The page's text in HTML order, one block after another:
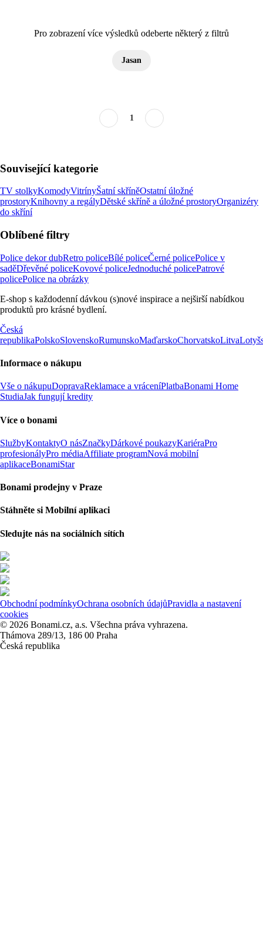
Pro zobrazení více výsledků odeberte některý z filtrů
Jasan
1
Související kategorie
TV stolkyKomodyVitrínyŠatní skříněOstatní úložné
prostoryKnihovny a regályDětské skříně a úložné prostoryOrganizéry
do skříní
Oblíbené filtry
Police dekor dubRetro policeBílé policeČerné policePolice v
saděDřevěné policeKovové policeJednoduché policePatrové
policePolice na obrázky
E-shop s každodenní dávkou (s)nové inspirace a nejširší nabídkou
produktů pro krásné bydlení.
Česká
republikaPolskoSlovenskoRumunskoMaďarskoChorvatskoLitva
Informace o nákupu
Vše o nákupuDopravaReklamace a vráceníPlatbaBonami Home
StudiaJak fungují kredity
Více o bonami
SlužbyKontaktyO násZnačkyDárkové poukazyKariéraPro
profesionályPro médiaAffiliate programNová mobilní
aplikaceBonamiStar
Bonami prodejny v Praze
Stáhněte si Mobilní aplikaci
Sledujte nás na sociálních sítích
Obchodní podmínkyOchrana osobních údajůPravidla a nastavení
cookies
© 2026 Bonami.cz, a.s. Všechna práva vyhrazena.
Thámova 289/13, 186 00 Praha
Česká republika